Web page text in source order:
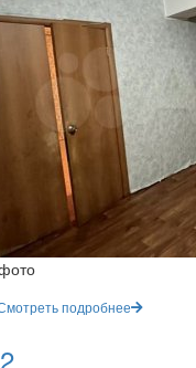
подробнее